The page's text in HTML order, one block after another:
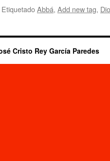
EtiquetadoAbbá, Add new tag,
Cristo Rey García Paredes